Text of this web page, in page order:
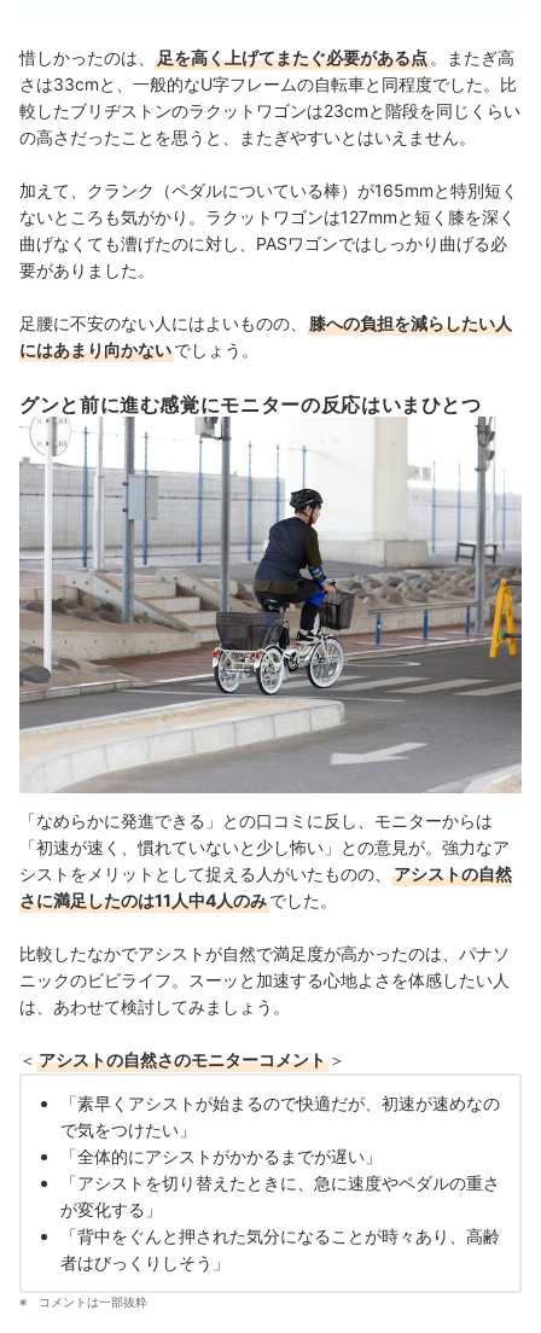
惜しかったのは、 足を高く上げてまたぐ必要がある点 。またぎ高
さは33cmと、一般的なU字フレームの自転車と同程度でした。比
較したブリヂストンのラクットワゴンは23cmと階段を同じくらい
の高さだったことを思うと、またぎやすいとはいえません。
加えて、クランク（ペダルについている棒）が165mmと特別短く
ないところも気がかり。ラクットワゴンは127mmと短く膝を深く
曲げなくても漕げたのに対し、PASワゴンではしっかり曲げる必
要がありました。
足腰に不安のない人にはよいものの、
膝への負担を減らしたい人
にはあまり向かないでしょう。
グンと前に進む感覚にモニターの反応はいまひとつ
「なめらかに発進できる」との口コミに反し、モニターからは
「初速が速く、慣れていないと少し怖い」との意見が。強力なア
シストをメリットとして捉える人がいたものの、
アシストの自然
さに満足したのは11人中4人のみでした。
比較したなかでアシストが自然で満足度が高かったのは、パナソ
ニックのビビライフ。スーッと加速する心地よさを体感したい人
は、あわせて検討してみましょう。
＜ アシストの自然さのモニターコメント ＞
「素早くアシストが始まるので快適だが、初速が速めなの
で気をつけたい」
「全体的にアシストがかかるまでが遅い」
「アシストを切り替えたときに、急に速度やペダルの重さ
が変化する」
「背中をぐんと押された気分になることが時々あり、高齢
者はびっくりしそう」
コメントは一部抜粋